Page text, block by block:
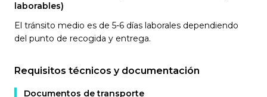
laborables)
El tránsito medio es de 5-6 días laborales dependiendo
del punto de recogida y entrega.
Requisitos técnicos y documentación
Documentos de transporte